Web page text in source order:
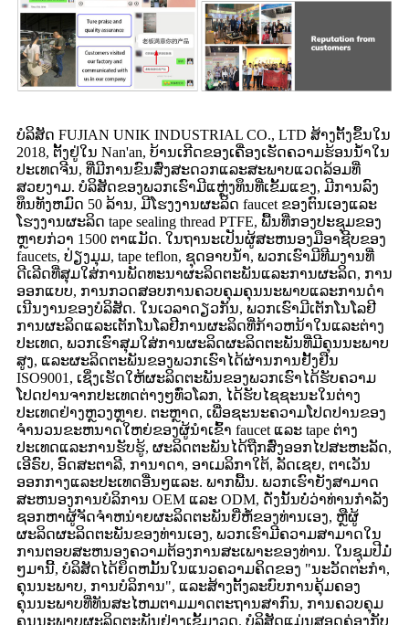
ບໍລິສັດ FUJIAN UNIK INDUSTRIAL CO., LTD ສ້າງຕັ້ງຂຶ້ນໃນ
2018, ຕັ້ງຢູ່ໃນ Nan'an, ບ້ານເກີດຂອງເຄື່ອງເຮັດຄວາມຮ້ອນນ້ໍາໃນ
ປະເທດຈີນ, ທີ່ມີການຂົນສົ່ງສະດວກແລະສະພາບແວດລ້ອມທີ່
ສວຍງາມ. ບໍລິສັດຂອງພວກເຮົາມີແຫຼ່ງທຶນທີ່ເຂັ້ມແຂງ, ມີການລົງ
ທຶນທັງຫມົດ 50 ລ້ານ, ມີໂຮງງານຜະລິດ faucet ຂອງຕົນເອງແລະ
ໂຮງງານຜະລິດ tape sealing thread PTFE, ພື້ນທີ່ກອງປະຊຸມຂອງ
ຫຼາຍກ່ວາ 1500 ຕາແມັດ. ໃນຖານະເປັນຜູ້ສະຫນອງມືອາຊີບຂອງ
faucets, ປ່ຽງມຸມ, tape teflon, ຊຸດອາບນ້ໍາ, ພວກເຮົາມີທີມງານທີ່
ດີເລີດທີ່ສຸມໃສ່ການພັດທະນາຜະລິດຕະພັນແລະການຜະລິດ, ການ
ອອກແບບ, ການກວດສອບການຄວບຄຸມຄຸນນະພາບແລະການດໍາ
ເນີນງານຂອງບໍລິສັດ. ໃນເວລາດຽວກັນ, ພວກເຮົາມີເຕັກໂນໂລຢີ
ການຜະລິດແລະເຕັກໂນໂລຢີການຜະລິດທີ່ກ້າວຫນ້າໃນແລະຕ່າງ
ປະເທດ, ພວກເຮົາສຸມໃສ່ການຜະລິດຜະລິດຕະພັນທີ່ມີຄຸນນະພາບ
ສູງ, ແລະຜະລິດຕະພັນຂອງພວກເຮົາໄດ້ຜ່ານການຢັ້ງຢືນ
ISO9001, ເຊິ່ງເຮັດໃຫ້ຜະລິດຕະພັນຂອງພວກເຮົາໄດ້ຮັບຄວາມ
ໂປດປານຈາກປະເທດຕ່າງໆທົ່ວໂລກ, ໄດ້ຮັບໄຊຊະນະໃນຕ່າງ
ປະເທດຢ່າງຫຼວງຫຼາຍ. ຕະຫຼາດ, ເພື່ອຊະນະຄວາມໂປດປານຂອງ
ຈໍານວນຂະຫນາດໃຫຍ່ຂອງຜູ້ນໍາເຂົ້າ faucet ແລະ tape ຕ່າງ
ປະເທດແລະການຮັບຮູ້, ຜະລິດຕະພັນໄດ້ຖືກສົ່ງອອກໄປສະຫະລັດ,
ເອີຣົບ, ອົດສະຕາລີ, ການາດາ, ອາເມລິກາໃຕ້, ລັດເຊຍ, ຕາເວັນ
ອອກກາງແລະປະເທດອື່ນໆແລະ. ພາກພື້ນ. ພວກເຮົາຍັງສາມາດ
ສະຫນອງການບໍລິການ OEM ແລະ ODM, ດັ່ງນັ້ນບໍ່ວ່າທ່ານກໍາລັງ
ຊອກຫາຜູ້ຈັດຈໍາຫນ່າຍຜະລິດຕະພັນຍີ່ຫໍ້ຂອງທ່ານເອງ, ຫຼືຜູ້
ຜະລິດຜະລິດຕະພັນຂອງທ່ານເອງ, ພວກເຮົາມີຄວາມສາມາດໃນ
ການຕອບສະຫນອງຄວາມຕ້ອງການສະເພາະຂອງທ່ານ. ໃນຊຸມປີມໍ່
ໆມານີ້, ບໍລິສັດໄດ້ຍຶດຫມັ້ນໃນແນວຄວາມຄິດຂອງ "ນະວັດຕະກໍາ,
ຄຸນນະພາບ, ການບໍລິການ", ແລະສ້າງຕັ້ງລະບົບການຄຸ້ມຄອງ
ຄຸນນະພາບທີ່ທັນສະໄຫມຕາມມາດຕະຖານສາກົນ, ການຄວບຄຸມ
ຄຸນນະພາບຜະລິດຕະພັນຢ່າງເຂັ້ມງວດ. ບໍລິສັດແມ່ນສອດຄ່ອງກັບ